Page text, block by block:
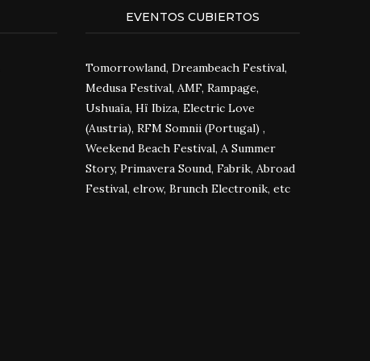
EVENTOS CUBIERTOS
Tomorrowland, Dreambeach Festival,
Medusa Festival, AMF, Rampage,
Ushuaïa, Hï Ibiza, Electric Love
(Austria), RFM Somnii (Portugal) ,
Weekend Beach Festival, A Summer
Story, Primavera Sound, Fabrik, Abroad
Festival, elrow, Brunch Electronik, etc